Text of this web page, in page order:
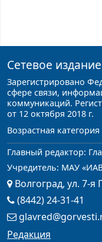
Сетевое издание
Зарегистрировано
сфере связи,
коммуникаций.
от 12 октября 2018 г.
Возрастная категория
Главный редактор:
Учредитель: МАУ
Волгоград, ул. 7-я
(8442) 24-31-41
Редакция